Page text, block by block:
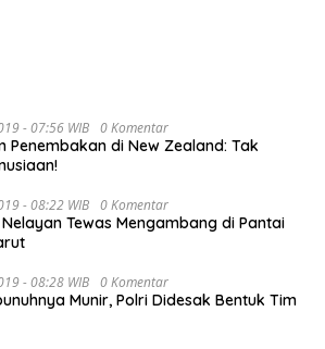
- 07:56 WIB 0 Komentar
Penembakan di New Zealand: Tak
- 08:22 WIB 0 Komentar
Nelayan Tewas Mengambang di Pantai
- 08:28 WIB 0 Komentar
Munir, Polri Didesak Bentuk Tim